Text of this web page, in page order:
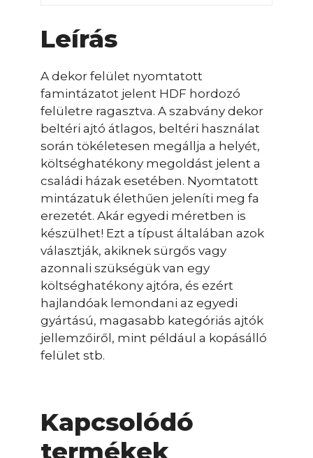
Leírás
A dekor felület nyomtatott
famintázatot jelent HDF hordozó
felületre ragasztva. A szabvány dekor
beltéri ajtó átlagos, beltéri használat
során tökéletesen megállja a helyét,
költséghatékony megoldást jelent a
családi házak esetében. Nyomtatott
mintázatuk élethűen jeleníti meg fa
erezetét. Akár egyedi méretben is
készülhet! Ezt a típust általában azok
választják, akiknek sürgős vagy
azonnali szükségük van egy
költséghatékony ajtóra, és ezért
hajlandóak lemondani az egyedi
gyártású, magasabb kategóriás ajtók
jellemzőiről, mint például a kopásálló
felület stb.
Kapcsolódó
termékek